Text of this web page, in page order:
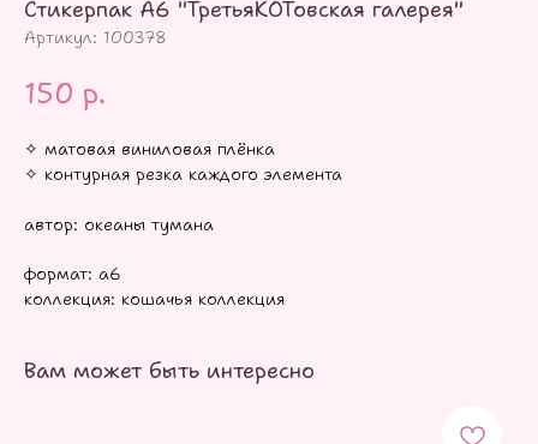
Стикерпак А6 "ТретьяКОТовская галерея"
Артикул: 100378
150 р.
✧ матовая виниловая плёнка
✧ контурная резка каждого элемента
автор: океаны тумана
формат: а6
коллекция: кошачья коллекция
Вам может быть интересно